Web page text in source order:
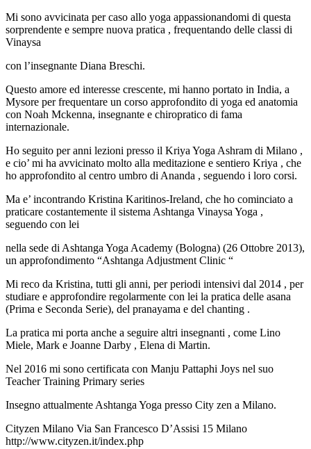
Mi sono avvicinata per caso allo yoga appassionandomi di questa
sorprendente e sempre nuova pratica , frequentando delle classi di
Vinaysa
con l’insegnante Diana Breschi.
Questo amore ed interesse crescente, mi hanno portato in India, a
Mysore per frequentare un corso approfondito di yoga ed anatomia
con Noah Mckenna, insegnante e chiropratico di fama
internazionale.
Ho seguito per anni lezioni presso il Kriya Yoga Ashram di Milano ,
e cio’ mi ha avvicinato molto alla meditazione e sentiero Kriya , che
ho approfondito al centro umbro di Ananda , seguendo i loro corsi.
Ma e’ incontrando Kristina Karitinos-Ireland, che ho cominciato a
praticare costantemente il sistema Ashtanga Vinaysa Yoga ,
seguendo con lei
nella sede di Ashtanga Yoga Academy (Bologna) (26 Ottobre 2013),
un approfondimento “Ashtanga Adjustment Clinic “
Mi reco da Kristina, tutti gli anni, per periodi intensivi dal 2014 , per
studiare e approfondire regolarmente con lei la pratica delle asana
(Prima e Seconda Serie), del pranayama e del chanting .
La pratica mi porta anche a seguire altri insegnanti , come Lino
Miele, Mark e Joanne Darby , Elena di Martin.
Nel 2016 mi sono certificata con Manju Pattaphi Joys nel suo
Teacher Training Primary series
Insegno attualmente Ashtanga Yoga presso City zen a Milano.
Cityzen Milano Via San Francesco D’Assisi 15 Milano
http://www.cityzen.it/index.php